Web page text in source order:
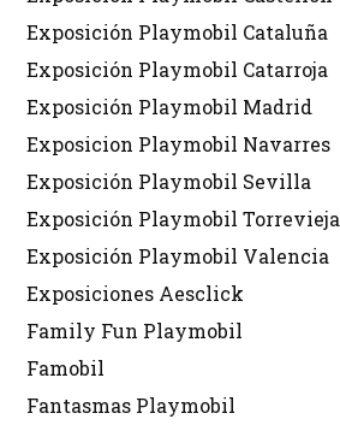
Exposición Playmobil Cataluña
Exposición Playmobil Catarroja
Exposición Playmobil Madrid
Exposicion Playmobil Navarres
Exposición Playmobil Sevilla
Exposición Playmobil Torrevieja
Exposición Playmobil Valencia
Exposiciones Aesclick
Family Fun Playmobil
Famobil
Fantasmas Playmobil